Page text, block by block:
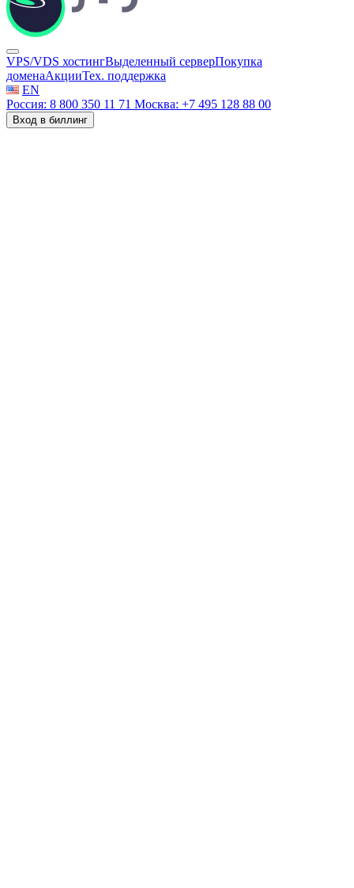
VPS/VDS хостингВыделенный серверПокупка
доменаАкцииТех. поддержка
EN
Россия: 8 800 350 11 71 Москва: +7 495 128 88 00
Вход в биллинг